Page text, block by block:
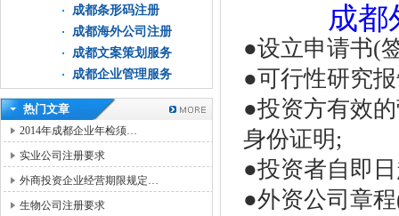
成都条形码注册
成都海外公司注册
成都文案策划服务
成都企业管理服务
热门文章
2014年成都企业年检须…
实业公司注册要求
外商投资企业经营期限规定…
生物公司注册要求
成都
●设立申请书(
●可行性研究
●投资方有效
身份证明;
●投资者自即
●外资公司章